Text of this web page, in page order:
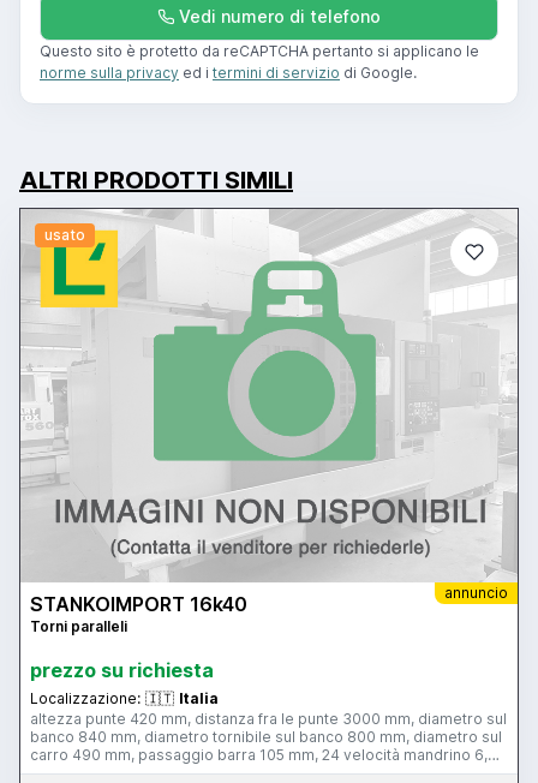
Vedi numero di telefono
Questo sito è protetto da reCAPTCHA pertanto si applicano le
norme sulla privacy ed i termini di servizio di Google.
ALTRI PRODOTTI SIMILI
usato
annuncio
STANKOIMPORT 16k40
Torni paralleli
prezzo su richiesta
Localizzazione: 🇮🇹 Italia
altezza punte 420 mm, distanza fra le punte 3000 mm, diametro sul
banco 840 mm, diametro tornibile sul banco 800 mm, diametro sul
carro 490 mm, passaggio barra 105 mm, 24 velocità mandrino 6,3-
1250 giri/min, peso pezzo tra le punte 3500 kg, avanzamenti rapidi